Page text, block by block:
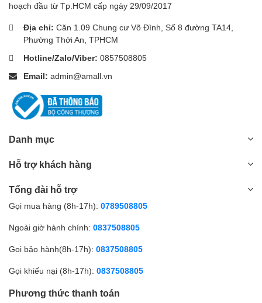
hoạch đầu từ Tp.HCM cấp ngày 29/09/2017
Địa chỉ: Căn 1.09 Chung cư Võ Đình, Số 8 đường TA14,
Phường Thới An, TPHCM
Hotline/Zalo/Viber: 0857508805
Email: admin@amall.vn
Danh mục
Hỗ trợ khách hàng
Tổng đài hỗ trợ
Gọi mua hàng (8h-17h): 0789508805
Ngoài giờ hành chính: 0837508805
Gọi bảo hành(8h-17h): 0837508805
Gọi khiếu nại (8h-17h): 0837508805
Phương thức thanh toán